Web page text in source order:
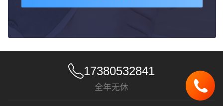
17380532841
全年无休